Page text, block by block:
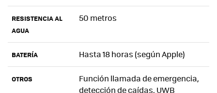
RESISTENCIA AL
AGUA
50 metros
BATERÍA Hasta 18 horas (según Apple)
OTROS
Función llamada de emergencia,
detección de caídas, UWB